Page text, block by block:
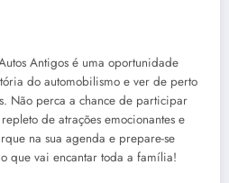
Antigos é uma oportunidade
do automobilismo e ver de perto
Não perca a chance de participar
de atrações emocionantes e
na sua agenda e prepare-se
que vai encantar toda a família!